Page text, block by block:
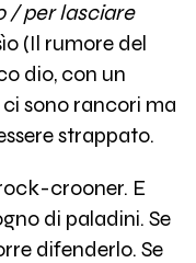
/ per lasciare
(Il rumore del
dio, con un
sono rancori ma
strappato.
crooner. E
di paladini. Se
difenderlo. Se